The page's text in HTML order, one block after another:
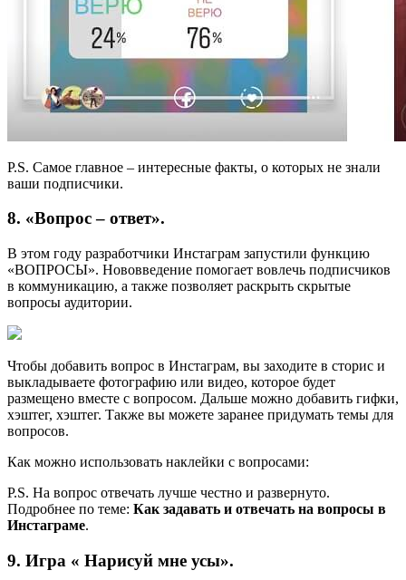
P.S. Самое главное – интересные факты, о которых не знали
ваши подписчики.
8. «Вопрос – ответ».
В этом году разработчики Инстаграм запустили функцию
«ВОПРОСЫ». Нововведение помогает вовлечь подписчиков
в коммуникацию, а также позволяет раскрыть скрытые
вопросы аудитории.
Чтобы добавить вопрос в Инстаграм, вы заходите в сторис и
выкладываете фотографию или видео, которое будет
размещено вместе с вопросом. Дальше можно добавить гифки,
хэштег, хэштег. Также вы можете заранее придумать темы для
вопросов.
Как можно использовать наклейки с вопросами:
P.S. На вопрос отвечать лучше честно и развернуто.
Подробнее по теме: Как задавать и отвечать на вопросы в
Инстаграме.
9. Игра « Нарисуй мне усы».